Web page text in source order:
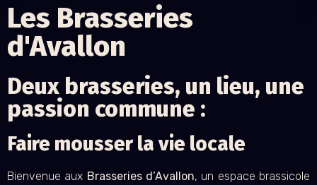
Les Brasseries
d'Avallon
Deux brasseries, un lieu, une
passion commune :
Faire mousser la vie locale
Bienvenue aux Brasseries d’Avallon, un espace brassicole